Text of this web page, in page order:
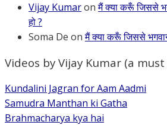
Vijay Kumaronमैं क्या करूँ जिससे
हो ?
Soma De onमैं क्या करूँ जिससे
Videos by Vijay Kumar (a must
Kundalini Jagran for Aam Aadmi
Samudra Manthan ki Gatha
Brahmacharya kya hai